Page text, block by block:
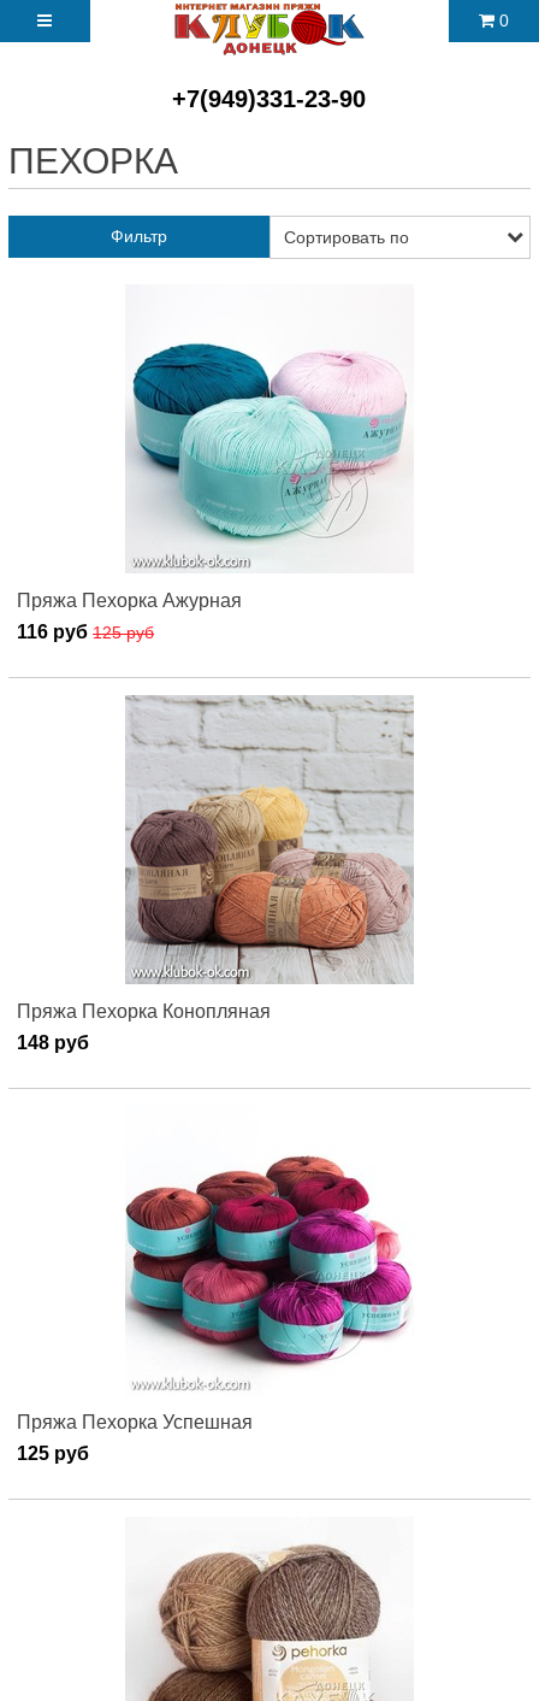
+7(949)331-23-90
0
ПЕХОРКА
Фильтр
Пряжа Пехорка Ажурная
116 руб 125 руб
Пряжа Пехорка Конопляная
148 руб
Пряжа Пехорка Успешная
125 руб